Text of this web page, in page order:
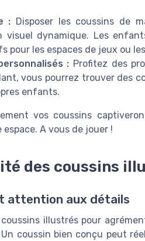
: Disposer les coussins de
visuel dynamique. Les
les espaces de jeux ou
: Profitez des
vous pourrez trouver des
enfants.
vos coussins
A vous de jouer !
des coussins
attention aux détails
illustrés pour
coussin bien conçu peut